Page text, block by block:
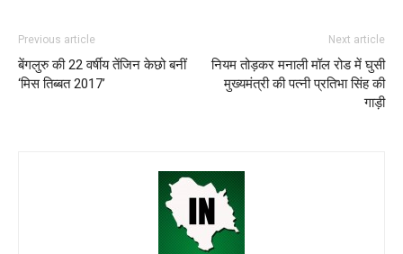
Previous article
बेंगलुरु की 22 वर्षीय तेंजिन केछो बनीं
‘मिस तिब्बत 2017’
Next article
नियम तोड़कर मनाली मॉल रोड में घुसी
मुख्यमंत्री की पत्नी प्रतिभा सिंह की
गाड़ी